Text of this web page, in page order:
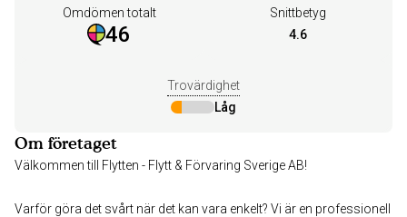
Omdömen totalt
46
Snittbetyg
4.6
Trovärdighet
Låg
Om företaget
Välkommen till Flytten - Flytt & Förvaring Sverige AB!
Varför göra det svårt när det kan vara enkelt? Vi är en professionell